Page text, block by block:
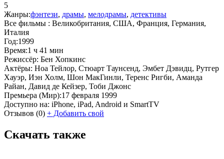
5
Жанры:фэнтези, драмы, мелодрамы, детективы
Все фильмы : Великобритания, США, Франция, Германия,
Италия
Год:1999
Время:1 ч 41 мин
Режиссёр: Бен Хопкинс
Актёры: Ноа Тейлор, Стюарт Таунсенд, Эмбет Дэвидц, Рутгер
Хауэр, Иэн Холм, Шон МакГинли, Теренс Ригби, Аманда
Райан, Давид де Кейзер, Тоби Джонс
Премьера (Мир):17 февраля 1999
Доступно на: iPhone, iPad, Android и SmartTV
Отзывов (0) + Добавить свой
Скачать также